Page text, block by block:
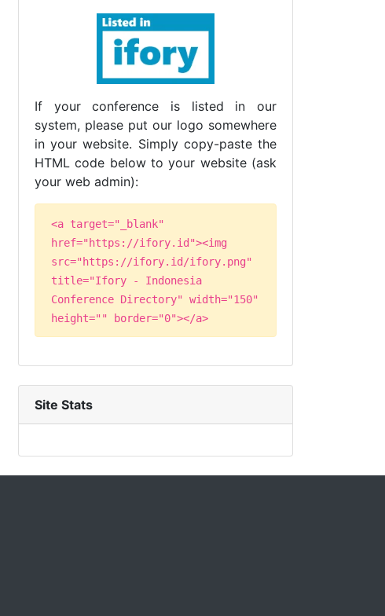
If your conference is listed in our
system, please put our logo somewhere
in your website. Simply copy-paste the
HTML code below to your website (ask
your web admin):
<a target="_blank"
href="https://ifory.id"><img
src="https://ifory.id/ifory.png"
title="Ifory - Indonesia
Conference Directory" width="150"
height="" border="0"></a>
Site Stats